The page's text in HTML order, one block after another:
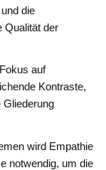
die
Qualität der
auf
Kontraste,
Gliederung
wird Empathie
notwendig, um die